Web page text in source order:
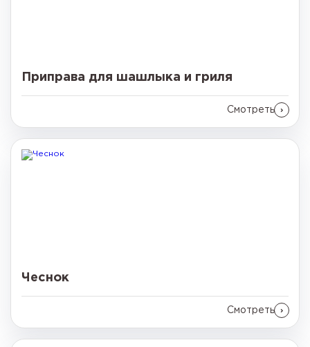
Приправа для шашлыка и гриля
Смотреть
Чеснок
Смотреть